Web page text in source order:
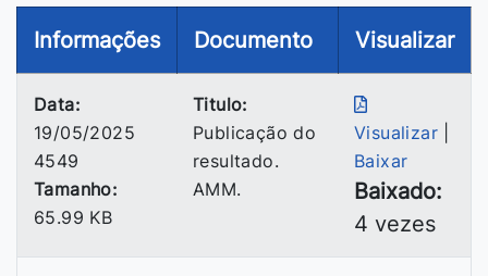
Informações Documento Visualizar
Data:
19/05/2025
4549
Tamanho:
65.99 KB
Titulo:
Publicação do
resultado.
AMM.
Visualizar
Baixar
Baixado:
4 vezes